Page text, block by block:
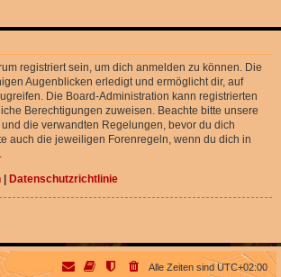
registriert sein, um dich anmelden zu können. Die
Augenblicken erledigt und ermöglicht dir, auf
Die Board-Administration kann registrierten
Berechtigungen zuweisen. Beachte bitte unsere
die verwandten Regelungen, bevor du dich
auch die jeweiligen Forenregeln, wenn du dich in
| Datenschutzrichtlinie
Alle Zeiten sindUTC+02:00